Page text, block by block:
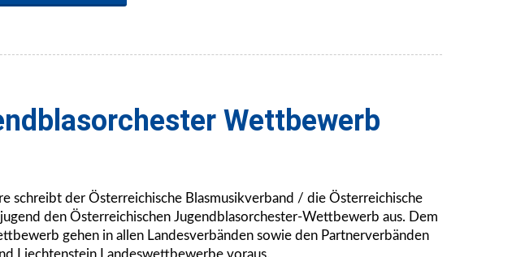
Wettbewerb
schreibt der Österreichische Blasmusikverband / die Österreichische
den Österreichischen Jugendblasorchester-Wettbewerb aus. Dem
gehen in allen Landesverbänden sowie den Partnerverbänden
Liechtenstein Landeswettbewerbe voraus.